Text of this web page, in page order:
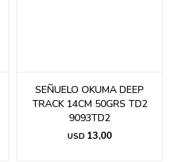
SEÑUELO OKUMA DEEP
TRACK 14CM 50GRS TD2
9093TD2
USD 13,00